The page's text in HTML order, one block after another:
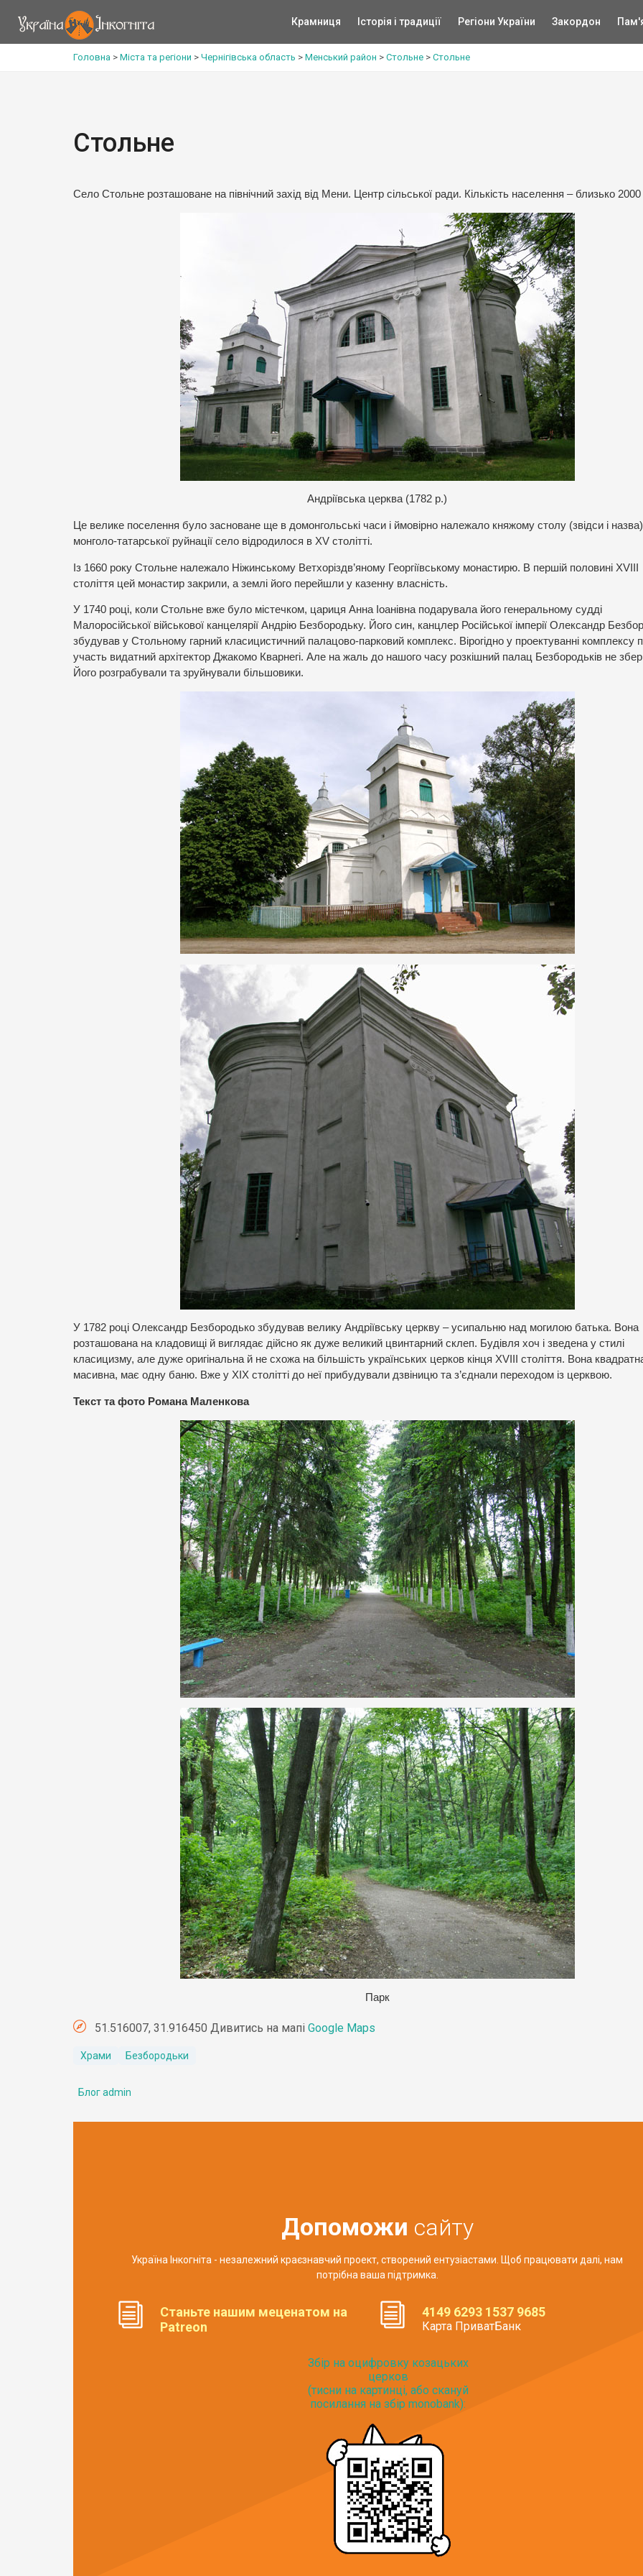
Крамниця Історія і традиції Регіони України Закордон
Головна > Міста та регіони > Чернігівська область > Менський район > Стольне > Стольне
Стольне
Село Стольне розташоване на північний захід від Мени. Центр сільської ради. Кількість населення – близько 2000
Андріївська церква (1782 р.)
Це велике поселення було засноване ще в домонгольські часи і ймовірно належало княжому столу (звідси і
монголо-татарської руйнації село відродилося в XV столітті.
Із 1660 року Стольне належало Ніжинському Ветхоріздв’яному Георгіївському монастирю. В першій половині XVІІІ
століття цей монастир закрили, а землі його перейшли у казенну власність.
У 1740 році, коли Стольне вже було містечком, цариця Анна Іоанівна подарувала його генеральному судді
Малоросійської військової канцелярії Андрію Безбородьку. Його син, канцлер Російської імперії Олександр
збудував у Стольному гарний класицистичний палацово-парковий комплекс. Вірогідно у проектуванні комплексу
участь видатний архітектор Джакомо Кварнегі. Але на жаль до нашого часу розкішний палац Безбородьків не
Його розграбували та зруйнували більшовики.
У 1782 році Олександр Безбородько збудував велику Андріївську церкву – усипальню над могилою батька. Вона
розташована на кладовищі й виглядає дійсно як дуже великий цвинтарний склеп. Будівля хоч і зведена у стилі
класицизму, але дуже оригінальна й не схожа на більшість українських церков кінця XVІІІ століття. Вона
масивна, має одну баню. Вже у ХІХ столітті до неї прибудували дзвіницю та з’єднали переходом із церквою.
Текст та фото Романа Маленкова
Парк
51.516007, 31.916450 Дивитись на мапі Google Maps
Храми Безбородьки
Блог admin
Допоможи сайту
Україна Інкогніта - незалежний краєзнавчий проект, створений ентузіастами. Щоб працювати далі, нам
потрібна ваша підтримка.
Станьте нашим меценатом на
Patreon
4149 6293 1537 9685
Карта ПриватБанк
Збір на оцифровку козацьких
церков
(тисни на картинці, або скануй
посилання на збір monobank):